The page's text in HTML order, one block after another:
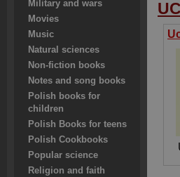
Military and wars
Movies
Music
Natural sciences
Non-fiction books
Notes and song books
Polish books for
children
Polish Books for teens
Polish Cookbooks
Popular science
Religion and faith